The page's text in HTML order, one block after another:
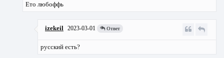
Ето любоффь
izekeil 2023-03-01 Ответ
русский есть?